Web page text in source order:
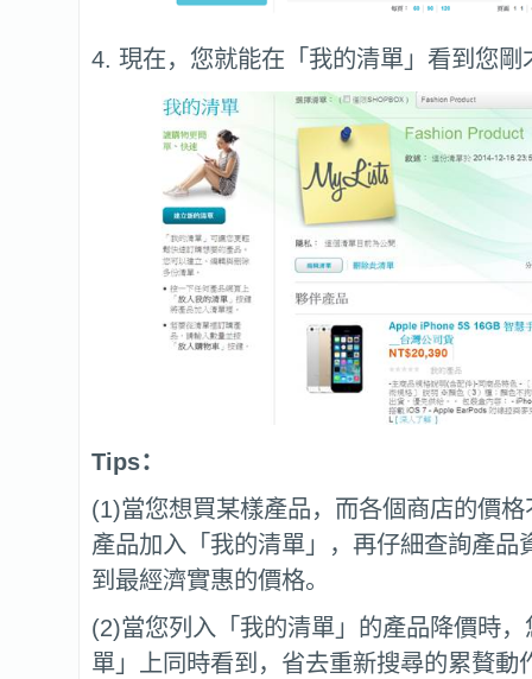
4. 現在，您就能在「我的清單」看到您剛
Tips：
(1)當您想買某樣產品，而各個商店的價
產品加入「我的清單」，再仔細查詢產品
到最經濟實惠的價格。
(2)當您列入「我的清單」的產品降價時
單」上同時看到，省去重新搜尋的累贅動